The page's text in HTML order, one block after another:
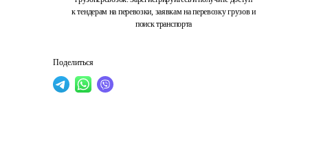
к тендерам на перевозки, заявкам на перевозку грузов и
поиск транспорта
Поделиться